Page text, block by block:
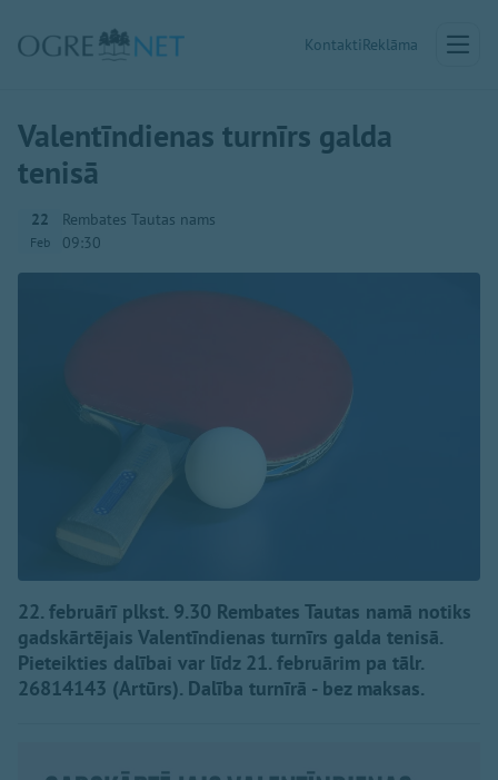
KontaktiReklāma
Valentīndienas turnīrs galda
tenisā
22
Feb
Rembates Tautas nams
09:30
22. februārī plkst. 9.30 Rembates Tautas namā notiks
gadskārtējais Valentīndienas turnīrs galda tenisā.
Pieteikties dalībai var līdz 21. februārim pa tālr.
26814143 (Artūrs). Dalība turnīrā - bez maksas.